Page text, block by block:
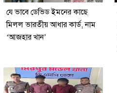
যে ভাবে ডেভিড ইমনের কাছে
মিলল ভারতীয় আধার কার্ড, নাম
‘আজহার খান’